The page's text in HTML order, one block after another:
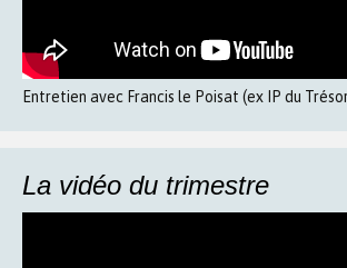
Entretien avec Francis le Poisat (ex IP du
La vidéo du trimestre